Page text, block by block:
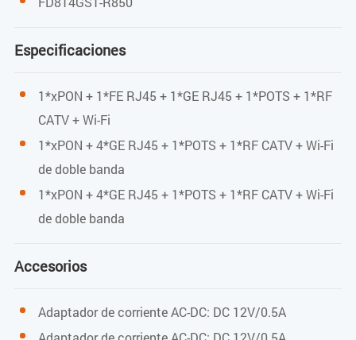
1*cuentas
TDMF
Codificación y decodificación
G711U/G711A/G729/G722
Parámetros de rendimiento WIFI
Tasa máxima: 300M (2.4G)
Especificaciones
1*xPON + 1*FE RJ45 + 1*GE RJ45 + 1*POTS + 1*RF
CATV + Wi-Fi
1*xPON + 4*GE RJ45 + 1*POTS + 1*RF CATV + Wi-Fi
de doble banda
1*xPON + 4*GE RJ45 + 1*POTS + 1*RF CATV + Wi-Fi
de doble banda
Accesorios
Adaptador de corriente AC-DC: DC 12V/0.5A